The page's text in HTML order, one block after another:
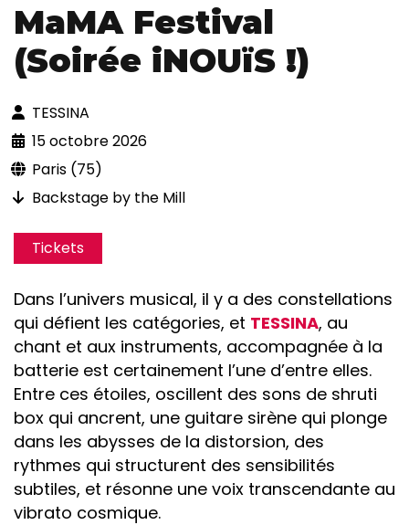
MaMA Festival
(Soirée iNOUïS !)
TESSINA
15 octobre 2026
Paris (75)
Backstage by the Mill
Tickets
Dans l’univers musical, il y a des constellations
qui défient les catégories, et TESSINA, au
chant et aux instruments, accompagnée à la
batterie est certainement l’une d’entre elles.
Entre ces étoiles, oscillent des sons de shruti
box qui ancrent, une guitare sirène qui plonge
dans les abysses de la distorsion, des
rythmes qui structurent des sensibilités
subtiles, et résonne une voix transcendante au
vibrato cosmique.